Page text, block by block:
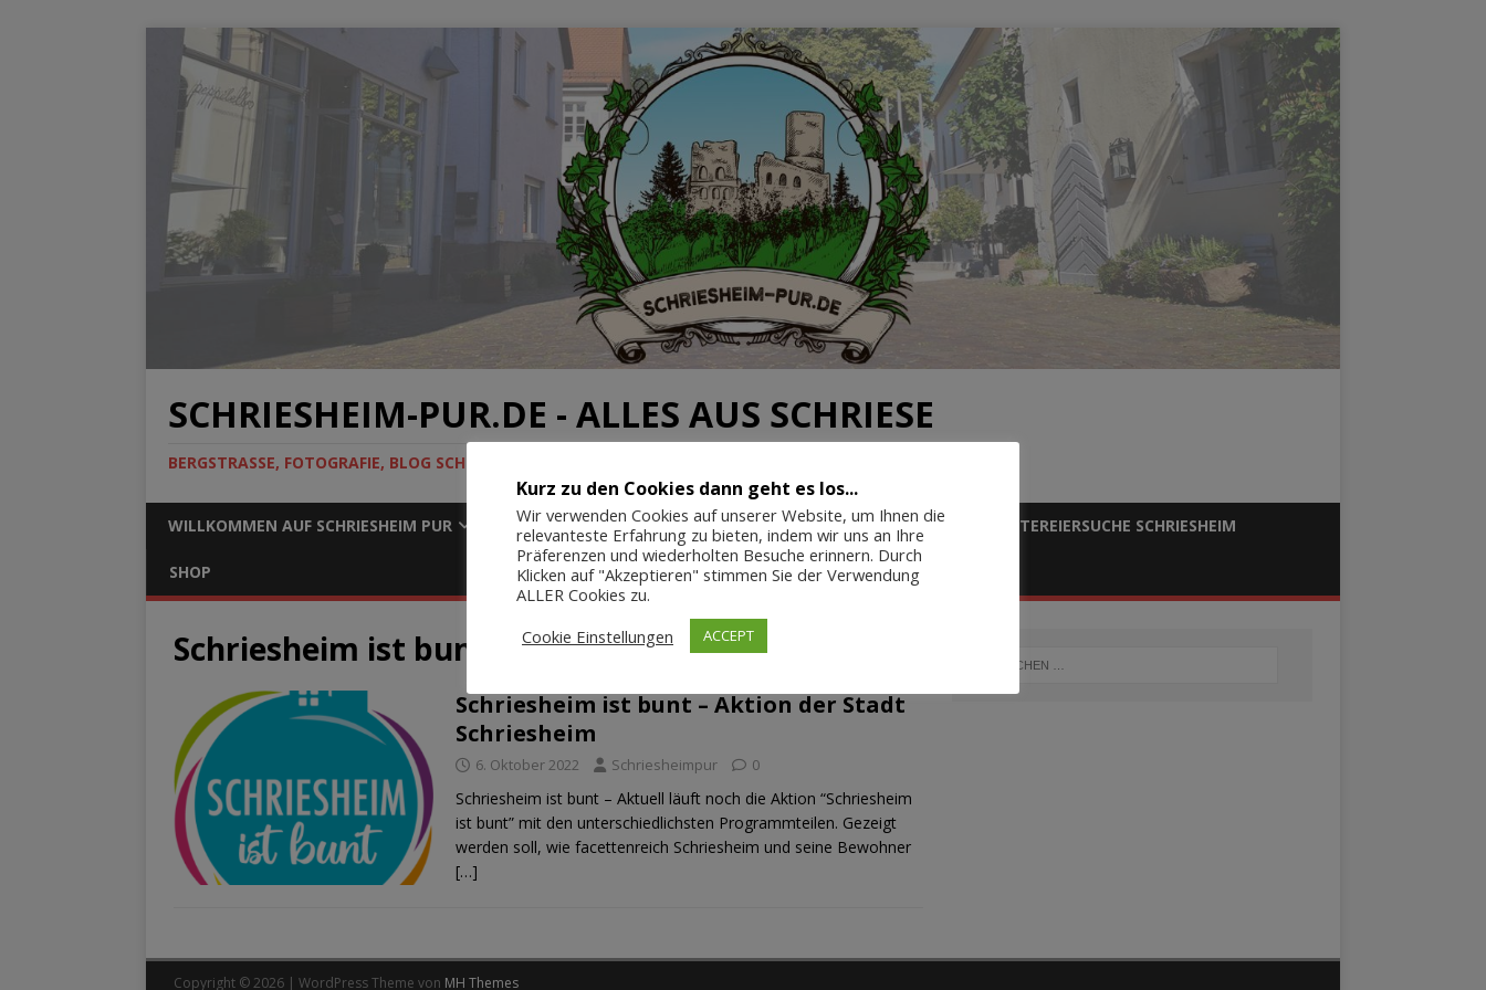
SCHRIESHEIM-PUR.DE - ALLES AUS SCHRIESE
BERGSTRASSE, FOTOGRAFIE, BLOG SCHRIESHEIM-PUR.DE
WILLKOMMEN AUF SCHRIESHEIM PUR VERANSTALTUNGEN ALLGEMEIN WANDERN OSTEREIERSUCHE SCHRIESHEIM
SHOP
Schriesheim ist bunt
Schriesheim ist bunt – Aktion der Stadt
Schriesheim
6. Oktober 2022 Schriesheimpur 0
Schriesheim ist bunt – Aktuell läuft noch die Aktion “Schriesheim
ist bunt” mit den unterschiedlichsten Programmteilen. Gezeigt
werden soll, wie facettenreich Schriesheim und seine Bewohner
[…]
Copyright © 2026 | WordPress Theme von MH Themes
Kurz zu den Cookies dann geht es los...
Wir verwenden Cookies auf unserer Website, um Ihnen die
relevanteste Erfahrung zu bieten, indem wir uns an Ihre
Präferenzen und wiederholten Besuche erinnern. Durch
Klicken auf "Akzeptieren" stimmen Sie der Verwendung
ALLER Cookies zu.
Cookie Einstellungen
ACCEPT